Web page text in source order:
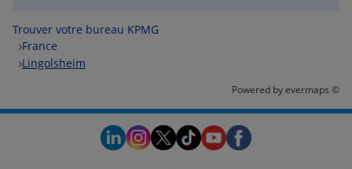
Trouver votre bureau KPMG
France
Lingolsheim
Powered byevermaps ©